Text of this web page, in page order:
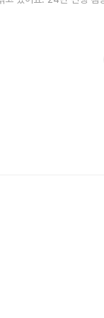
오픈한 신생 캠핑장이라
2860-4585 * 찾아오